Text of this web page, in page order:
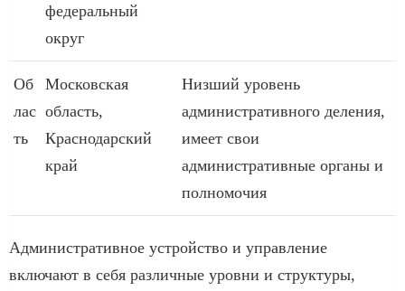
федеральный
округ
Об
лас
ть
Московская
область,
Краснодарский
край
Низший уровень
административного деления,
имеет свои
административные органы и
полномочия
Административное устройство и управление
включают в себя различные уровни и структуры,